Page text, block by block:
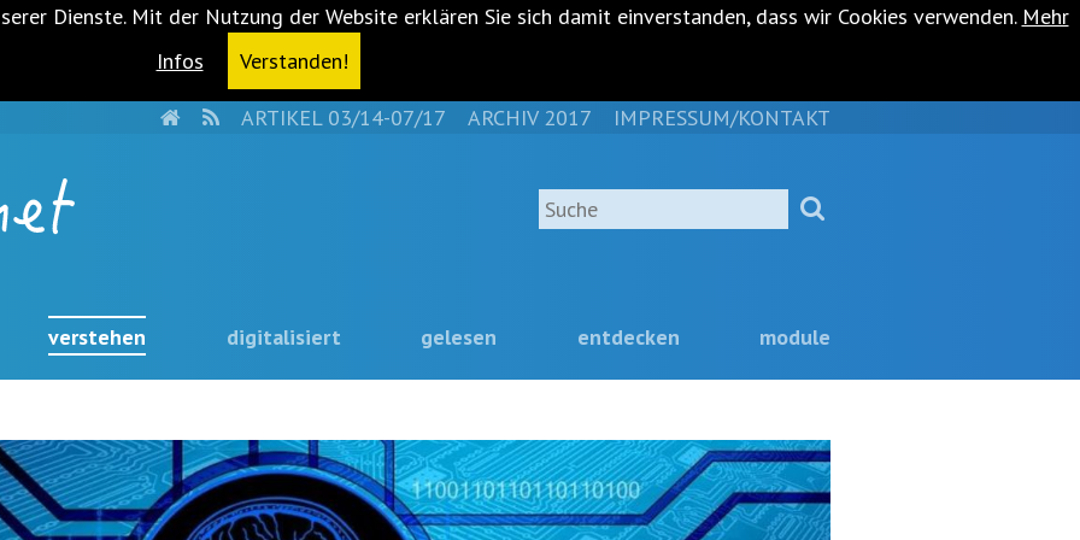
Dienste. Mit der Nutzung der Website erklären Sie sich damit einverstanden, dass wir Cookies verwenden. Mehr
Infos
Verstanden!
HOMERSSARTIKEL 03/14-07/17 ARCHIV 2017 IMPRESSUM/KONTAKT
Suche
verstehen digitalisiert gelesen entdecken module